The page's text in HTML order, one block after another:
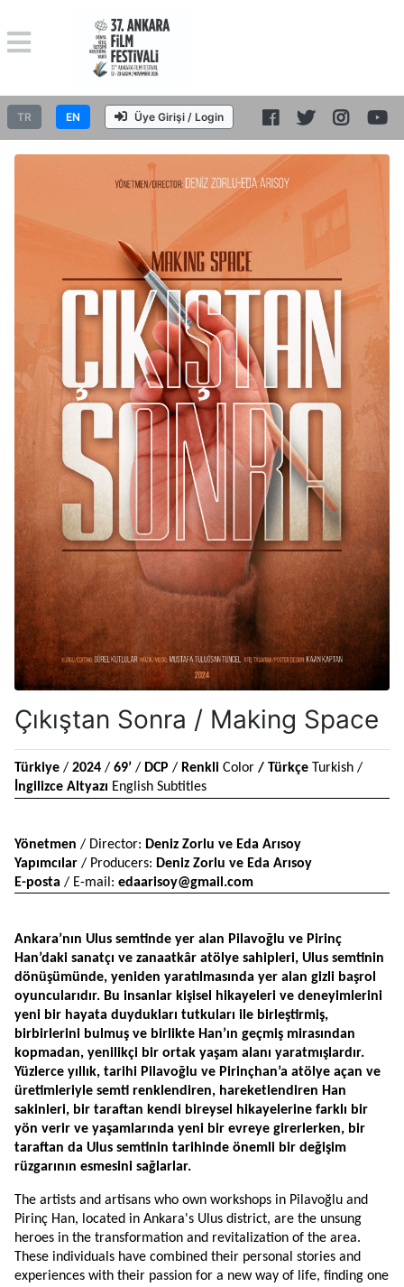
TR EN Üye Girişi / Login
Çıkıştan Sonra / Making Space
Türkiye / 2024 / 69’ / DCP / Renkli Color / Türkçe
İngilizce Altyazı English Subtitles
Yönetmen / Director: Deniz Zorlu ve Eda Arısoy
Yapımcılar / Producers: Deniz Zorlu ve Eda Arısoy
E-posta / E-mail: edaarisoy@gmail.com
Ankara’nın Ulus semtinde yer alan Pilavoğlu ve Pirinç
Han’daki sanatçı ve zanaatkâr atölye sahipleri, Ulus semtinin
dönüşümünde, yeniden yaratılmasında yer alan gizli başrol
oyuncularıdır. Bu insanlar kişisel hikayeleri ve deneyimlerini
yeni bir hayata duydukları tutkuları ile birleştirmiş,
birbirlerini bulmuş ve birlikte Han’ın geçmiş mirasından
kopmadan, yenilikçi bir ortak yaşam alanı yaratmışlardır.
Yüzlerce yıllık, tarihi Pilavoğlu ve Pirinçhan’a atölye açan ve
üretimleriyle semti renklendiren, hareketlendiren Han
sakinleri, bir taraftan kendi bireysel hikayelerine farklı bir
yön verir ve yaşamlarında yeni bir evreye girerlerken, bir
taraftan da Ulus semtinin tarihinde önemli bir değişim
rüzgarının esmesini sağlarlar.
The artists and artisans who own workshops in Pilavoğlu and
Pirinç Han, located in Ankara's Ulus district, are the unsung
heroes in the transformation and revitalization of the area.
These individuals have combined their personal stories and
experiences with their passion for a new way of life, finding one